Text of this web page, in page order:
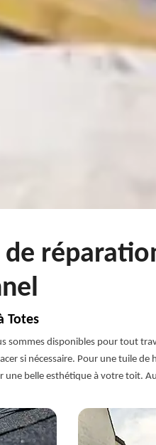
Totes
sommes disponibles pour tout
si nécessaire. Pour une tuile
belle esthétique à votre toit.